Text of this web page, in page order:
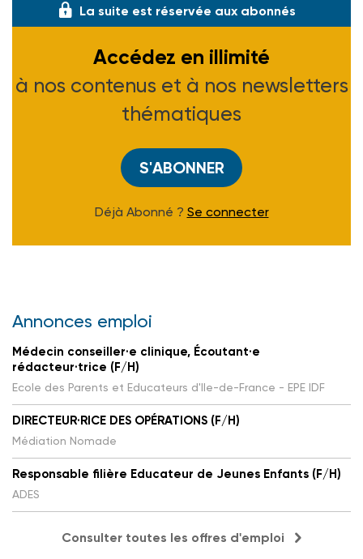
La suite est réservée aux abonnés
Accédez en illimité
à nos contenus et à nos newsletters
thématiques
S'ABONNER
Déjà Abonné ? Se connecter
Annonces emploi
Médecin conseiller·e clinique, Écoutant·e
rédacteur·trice (F/H)
Ecole des Parents et Educateurs d'Ile-de-France - EPE IDF
DIRECTEUR·RICE DES OPÉRATIONS (F/H)
Médiation Nomade
Responsable filière Educateur de Jeunes Enfants (F/H)
ADES
Consulter toutes les offres d'emploi